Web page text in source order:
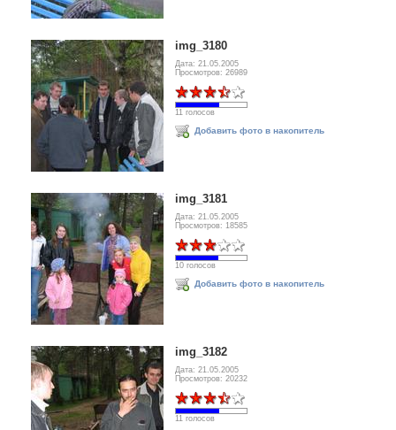
img_3180
Дата: 21.05.2005
Просмотров: 26989
11 голосов
Добавить фото в накопитель
img_3181
Дата: 21.05.2005
Просмотров: 18585
10 голосов
Добавить фото в накопитель
img_3182
Дата: 21.05.2005
Просмотров: 20232
11 голосов